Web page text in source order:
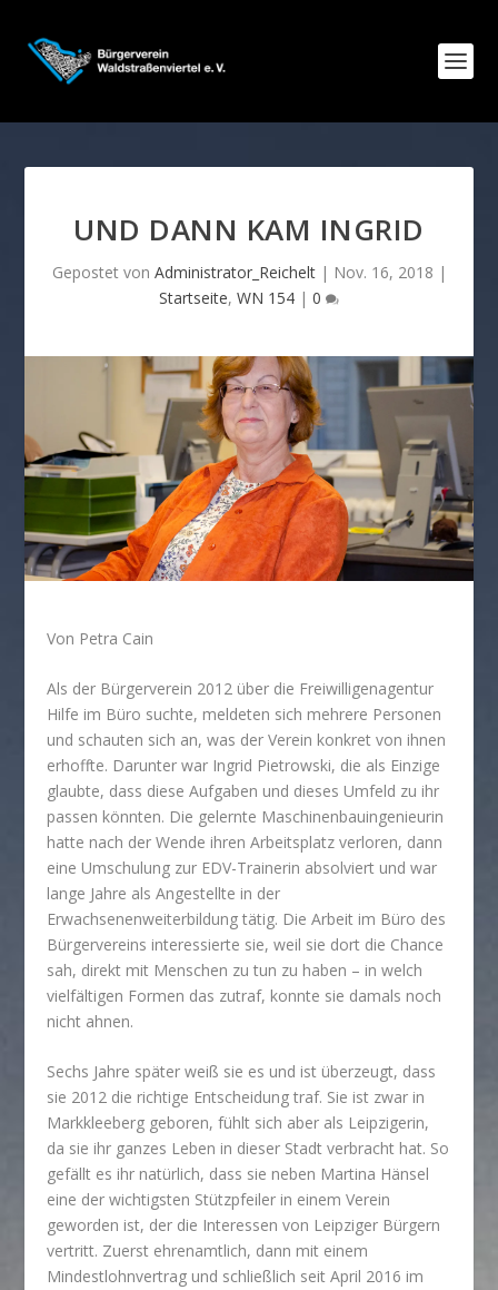
UND DANN KAM INGRID
Gepostet von Administrator_Reichelt| Nov. 16, 2018 |
Startseite, WN 154 | 0
Von Petra Cain
Als der Bürgerverein 2012 über die Freiwilligenagentur
Hilfe im Büro suchte, meldeten sich mehrere Personen
und schauten sich an, was der Verein konkret von ihnen
erhoffte. Darunter war Ingrid Pietrowski, die als Einzige
glaubte, dass diese Aufgaben und dieses Umfeld zu ihr
passen könnten. Die gelernte Maschinenbauingenieurin
hatte nach der Wende ihren Arbeitsplatz verloren, dann
eine Umschulung zur EDV-Trainerin absolviert und war
lange Jahre als Angestellte in der
Erwachsenenweiterbildung tätig. Die Arbeit im Büro des
Bürgervereins interessierte sie, weil sie dort die Chance
sah, direkt mit Menschen zu tun zu haben – in welch
vielfältigen Formen das zutraf, konnte sie damals noch
nicht ahnen.
Sechs Jahre später weiß sie es und ist überzeugt, dass
sie 2012 die richtige Entscheidung traf. Sie ist zwar in
Markkleeberg geboren, fühlt sich aber als Leipzigerin,
da sie ihr ganzes Leben in dieser Stadt verbracht hat. So
gefällt es ihr natürlich, dass sie neben Martina Hänsel
eine der wichtigsten Stützpfeiler in einem Verein
geworden ist, der die Interessen von Leipziger Bürgern
vertritt. Zuerst ehrenamtlich, dann mit einem
Mindestlohnvertrag und schließlich seit April 2016 im